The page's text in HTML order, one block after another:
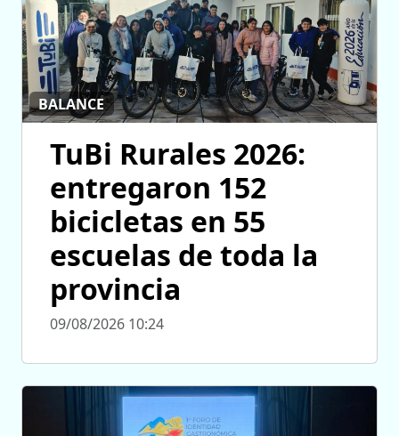
BALANCE
TuBi Rurales 2026:
entregaron 152
bicicletas en 55
escuelas de toda la
provincia
09/08/2026 10:24